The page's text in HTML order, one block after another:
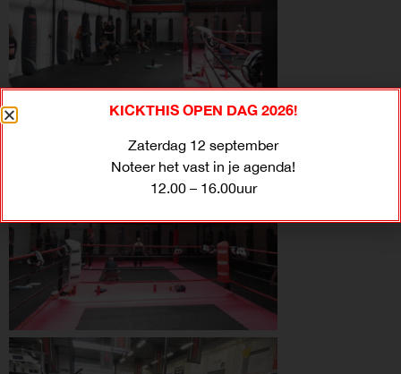
KICKTHIS OPEN DAG 2026!
Zaterdag 12 september
Noteer het vast in je agenda!
12.00 – 16.00uur